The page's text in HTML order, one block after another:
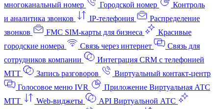
многоканальный номер
Городской номер
Контроль
и аналитика звонков
IP-телефония
Распределение
звонков
FMC SIM-карты для бизнеса
Красивые
городские номера
Связь через интернет
Связь для
сотрудников компании
Интеграция CRM с телефонией
МТТ
Запись разговоров
Виртуальный контакт‑центр
Голосовое меню IVR
Приложение Виртуальная АТС
МТТ
Web-виджеты
API Виртуальной АТС